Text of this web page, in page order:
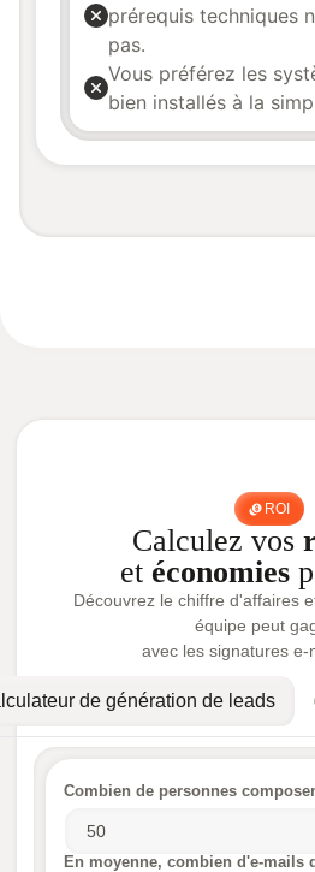
prérequis techniques
pas.
Vous préférez les
bien installés à la
ROI
Calculez vos
et économies
Découvrez le chiffre d'affaires
équipe peut
avec les signatures e-
de génération de leads
Combien de personnes
En moyenne, combien d'e-mails